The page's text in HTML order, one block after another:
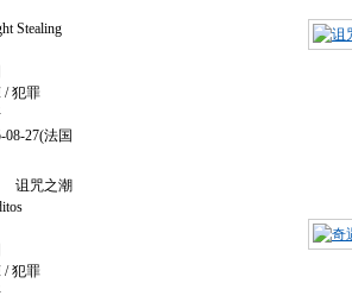
罪
27(法国
咒之潮
罪